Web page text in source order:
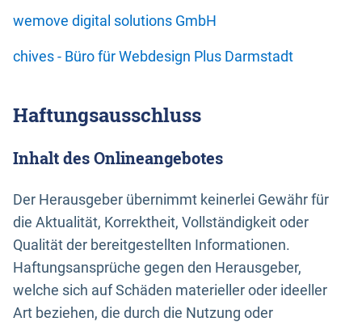
wemove digital solutions GmbH
chives - Büro für Webdesign Plus Darmstadt
Haftungsausschluss
Inhalt des Onlineangebotes
Der Herausgeber übernimmt keinerlei Gewähr für
die Aktualität, Korrektheit, Vollständigkeit oder
Qualität der bereitgestellten Informationen.
Haftungsansprüche gegen den Herausgeber,
welche sich auf Schäden materieller oder ideeller
Art beziehen, die durch die Nutzung oder